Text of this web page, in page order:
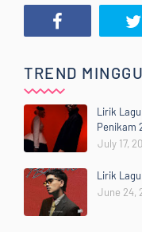
TREND
Lirik
Penikam
July 17,
Lirik
June 24,